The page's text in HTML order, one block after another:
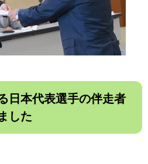
日本代表選手の伴走者
した